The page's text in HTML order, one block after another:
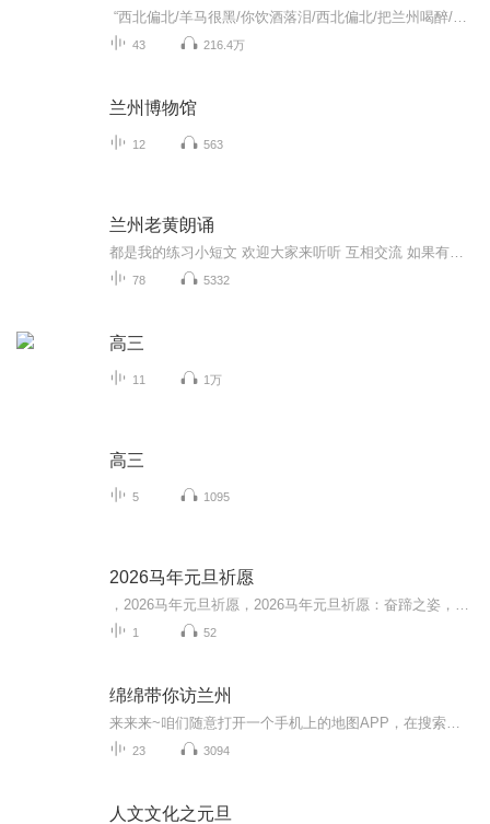
43 216.4万
兰州博物馆
12 563
兰州老黄朗诵
78 5332
高三
11 1万
高三
5 1095
2026马年元旦祈愿
1 52
绵绵带你访兰州
23 3094
人文文化之元旦